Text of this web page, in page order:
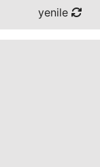
yenile